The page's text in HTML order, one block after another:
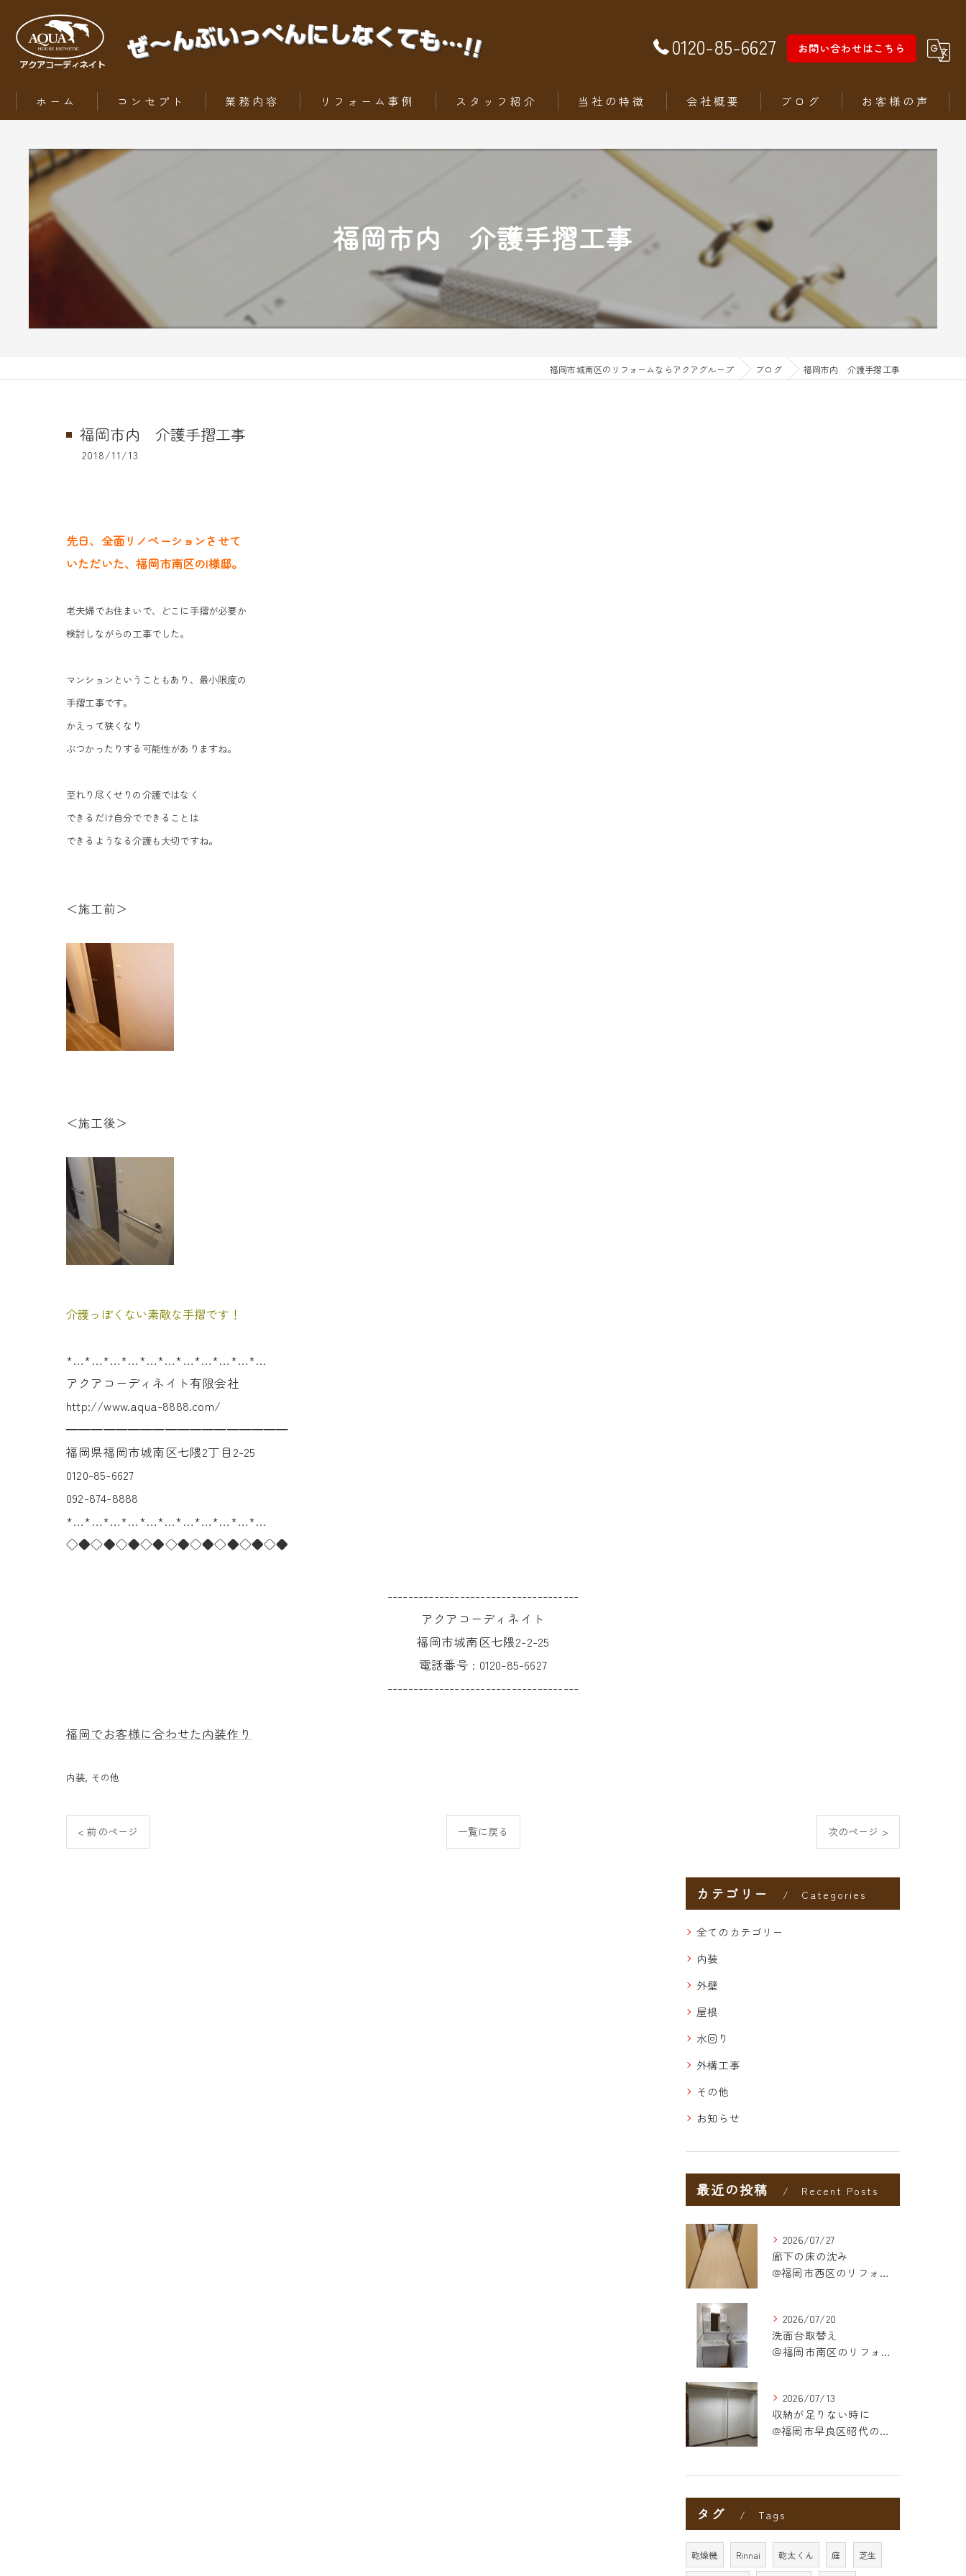
0120-85-6627 お問い合わせはこちら
ホーム コンセプト 業務内容
ZEH（ゼッチ）とは
リフォーム事例
ちょっとだけリフォーム
スタッフ紹介 当社の特徴
内装工事
水回りリフォーム
外構工事・エクステリア
会社概要 ブログ お客様の声
福岡市内 介護手摺工事
福岡市城南区のリフォームならアクアグループ ブログ 福岡市内 介護手摺工事
福岡市内 介護手摺工事
2018/11/13
先日、全面リノベーションさせて
いただいた、福岡市南区のI様邸。
老夫婦でお住まいで、どこに手摺が必要か
検討しながらの工事でした。
マンションということもあり、最小限度の
手摺工事です。
かえって狭くなり
ぶつかったりする可能性がありますね。
至れり尽くせりの介護ではなく
できるだけ自分でできることは
できるようなる介護も大切ですね。
＜施工前＞
＜施工後＞
介護っぽくない素敵な手摺です！
*…*…*…*…*…*…*…*…*…*…*…
アクアコーディネイト有限会社
http://www.aqua-8888.com/
━━━━━━━━━━━━━━━━━━
福岡県福岡市城南区七隈2丁目2-25
0120-85-6627
092-874-8888
*…*…*…*…*…*…*…*…*…*…*…
◇◆◇◆◇◆◇◆◇◆◇◆◇◆◇◆◇◆
-------------------------------------
アクアコーディネイト
福岡市城南区七隈2-2-25
電話番号 : 0120-85-6627
-------------------------------------
福岡でお客様に合わせた内装作り
内装 その他
< 前のページ 一覧に戻る 次のページ >
カテゴリー Categories
全てのカテゴリー
内装
外壁
屋根
水回り
外構工事
その他
お知らせ
最近の投稿 Recent Posts
2026/07/27
廊下の床の沈み
@福岡市西区のリフォーム
2026/07/20
洗面台取替え
＠福岡市南区のリフォーム
2026/07/13
収納が足りない時に
@福岡市早良区昭代のリフォーム
タグ Tags
乾燥機 Rinnai 乾太くん 庭 芝生